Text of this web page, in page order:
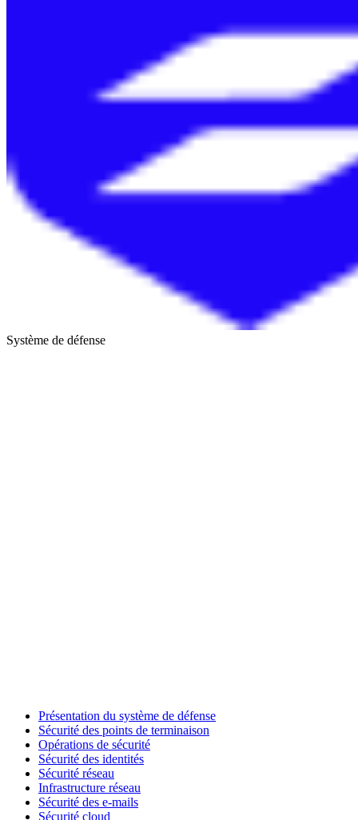
Système de défense
Présentation du système de défense
Sécurité des points de terminaison
Opérations de sécurité
Sécurité des identités
Sécurité réseau
Infrastructure réseau
Sécurité des e-mails
Sécurité cloud